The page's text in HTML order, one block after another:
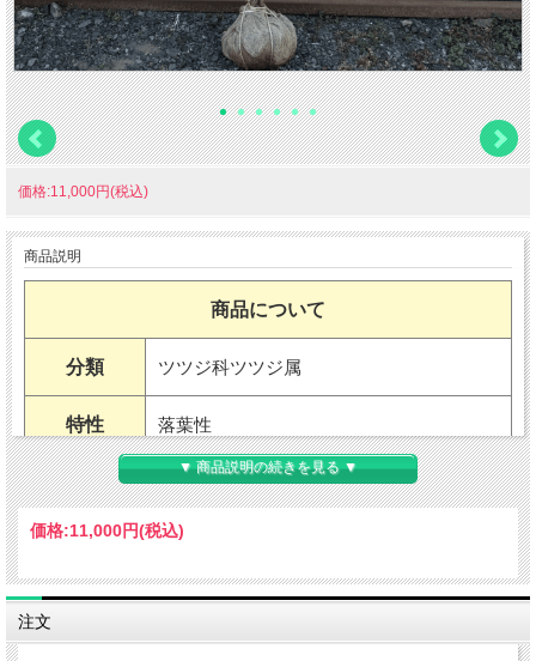
価格:11,000円(税込)
商品説明
商品について
分類 ツツジ科ツツジ属
特性 落葉性
用途 地植え・鉢植え（室内不可）
耐暑性 強い
耐寒性 強い
▼ 商品説明の続きを見る ▼
価格:11,000円(税込)
注文